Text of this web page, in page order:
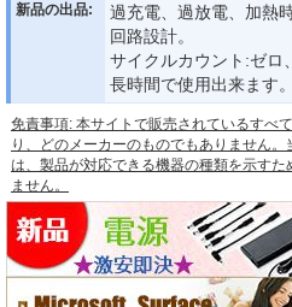
新品の出品:
過充電、過放電、加熱
回路設計。
サイクルカウント:ゼロ
長時間で使用出来ます。
免責事項: 本サイトで販売されているすべ
り、どのメーカーのものでもありません
は、製品が対応できる機器の種類を示す
ません。